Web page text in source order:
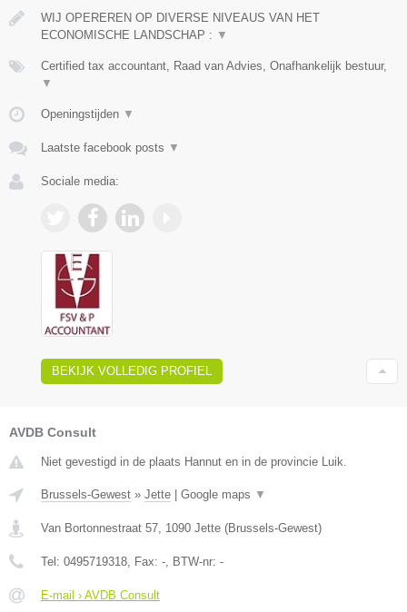
WIJ OPEREREN OP DIVERSE NIVEAUS VAN HET
ECONOMISCHE LANDSCHAP : ▼
Certified tax accountant, Raad van Advies, Onafhankelijk bestuur,
▼
Openingstijden ▼
Laatste facebook posts ▼
Sociale media:
BEKIJK VOLLEDIG PROFIEL
AVDB Consult
Niet gevestigd in de plaats Hannut en in de provincie Luik.
Brussels-Gewest » Jette | Google maps ▼
Van Bortonnestraat 57 1090 Jette (Brussels-Gewest)
Tel: 0495719318 , Fax: - , BTW-nr: -
E-mail › AVDB Consult